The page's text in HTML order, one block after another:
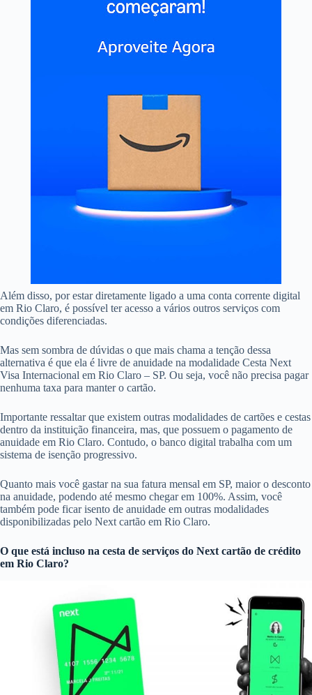
Além disso, por estar diretamente ligado a uma conta corrente digital
em Rio Claro, é possível ter acesso a vários outros serviços com
condições diferenciadas.
Mas sem sombra de dúvidas o que mais chama a tenção dessa
alternativa é que ela é livre de anuidade na modalidade Cesta Next
Visa Internacional em Rio Claro – SP. Ou seja, você não precisa pagar
nenhuma taxa para manter o cartão.
Importante ressaltar que existem outras modalidades de cartões e cestas
dentro da instituição financeira, mas, que possuem o pagamento de
anuidade em Rio Claro. Contudo, o banco digital trabalha com um
sistema de isenção progressivo.
Quanto mais você gastar na sua fatura mensal em SP, maior o desconto
na anuidade, podendo até mesmo chegar em 100%. Assim, você
também pode ficar isento de anuidade em outras modalidades
disponibilizadas pelo Next cartão em Rio Claro.
O que está incluso na cesta de serviços do Next cartão de crédito
em Rio Claro?